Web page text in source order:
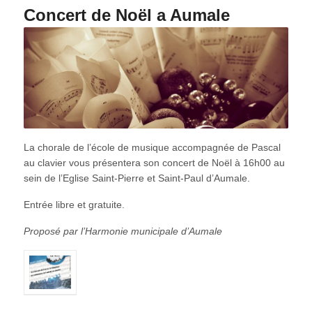
Concert de Noël a Aumale
La chorale de l’école de musique accompagnée de Pascal
au clavier vous présentera son concert de Noël à 16h00 au
sein de l’Eglise Saint-Pierre et Saint-Paul d’Aumale.
Entrée libre et gratuite.
Proposé par l’Harmonie municipale d’Aumale